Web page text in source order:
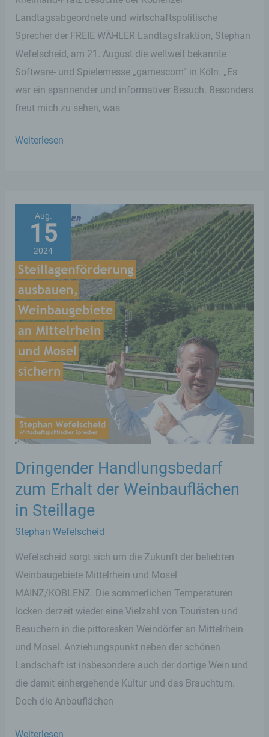
Landtagsabgeordnete und wirtschaftspolitische
Sprecher der FREIE WÄHLER Landtagsfraktion, Stephan
Wefelscheid, am 21. August die weltweit bekannte
Software- und Spielemesse „gamescom“ in Köln. „Es
war ein spannender und informativer Besuch. Besonders
freut mich zu sehen, was
Rheinland-
gamescom
Weiterlesen
Aug.
15
2024
Dringender Handlungsbedarf
zum Erhalt der Weinbauflächen
in Steillage
Stephan Wefelscheid
Wefelscheid sorgt sich um die Zukunft der beliebten
Weinbaugebiete Mittelrhein und Mosel
MAINZ/KOBLENZ. Die sommerlichen Temperaturen
locken derzeit wieder eine Vielzahl von Touristen und
Besuchern in die pittoresken Weindörfer an Mittelrhein
und Mosel. Anziehungspunkt neben der schönen
Landschaft ist insbesondere auch der dortige Wein und
die damit einhergehende Kultur und das Brauchtum.
Doch die Anbauflächen
Dringender
Weiterlesen